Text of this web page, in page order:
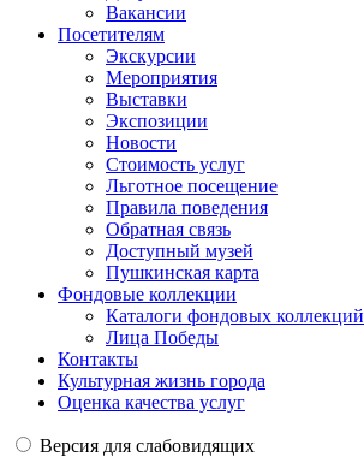
Вакансии
Посетителям
Экскурсии
Мероприятия
Выставки
Экспозиции
Новости
Стоимость услуг
Льготное посещение
Правила поведения
Обратная связь
Доступный музей
Пушкинская карта
Фондовые коллекции
Каталоги фондовых коллекций
Лица Победы
Контакты
Культурная жизнь города
Оценка качества услуг
Версия для слабовидящих